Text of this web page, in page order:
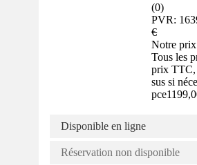
(0)
PVR:
€
Notre
Tous les
prix TTC,
sus si
pce
Disponible en ligne
Réservation non disponible